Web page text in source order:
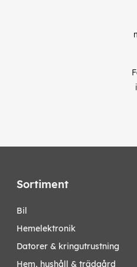
Sortiment
bil
hemelektronik
datorer & kringutrustning
hem, hushåll & trädgård